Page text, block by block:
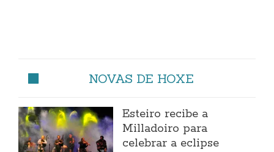
NOVAS DE HOXE
Esteiro recibe a
Milladoiro para
celebrar a eclipse